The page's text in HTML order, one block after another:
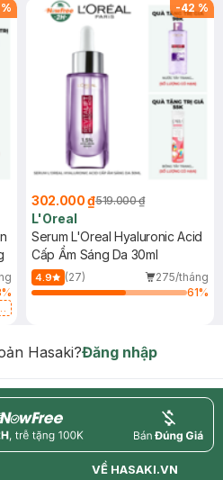
%
%
-42 %
302.000 ₫519.000 ₫
L'Oreal
Serum L'Oreal Hyaluronic Acid
Cấp Ẩm Sáng Da 30ml
4.9 (27)
275/tháng
61%
Hasaki?Đăng nhập
price
VỀ HASAKI.VN